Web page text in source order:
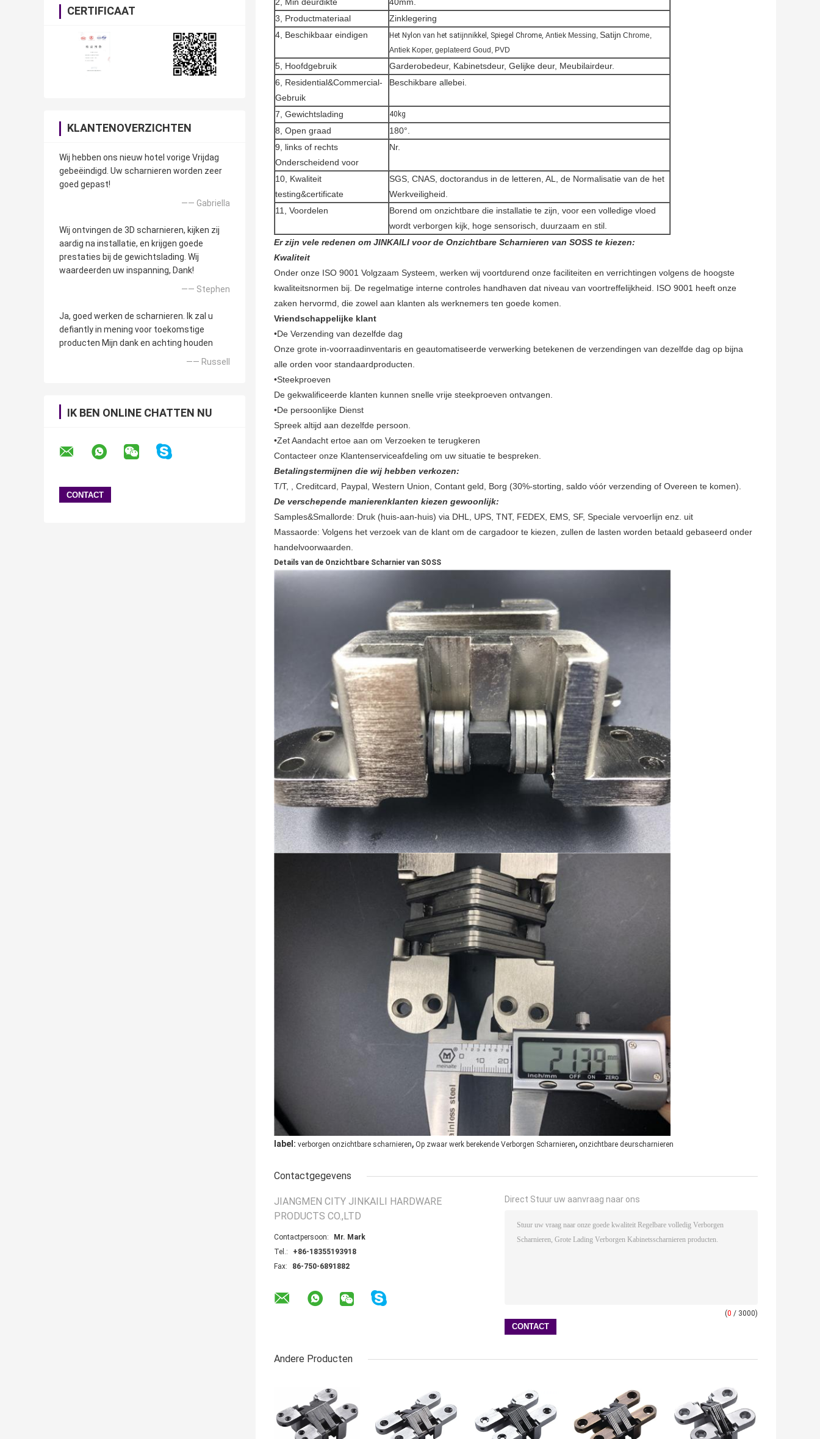
CERTIFICAAT
KLANTENOVERZICHTEN
Wij hebben ons nieuw hotel vorige Vrijdag
gebeëindigd. Uw scharnieren worden zeer
goed gepast!
—— Gabriella
Wij ontvingen de 3D scharnieren, kijken zij
aardig na installatie, en krijgen goede
prestaties bij de gewichtslading. Wij
waardeerden uw inspanning, Dank!
—— Stephen
Ja, goed werken de scharnieren. Ik zal u
defiantly in mening voor toekomstige
producten Mijn dank en achting houden
—— Russell
IK BEN ONLINE CHATTEN NU
2, Min deurdikte
40mm.
3, Productmateriaal
Zinklegering
4, Beschikbaar eindigen
Het Nylon van het satijnnikkel, Spiegel Chrome, Antiek Messing, Satijn Chrome,
Antiek Koper, geplateerd Goud, PVD
5, Hoofdgebruik
Garderobedeur, Kabinetsdeur, Gelijke deur, Meubilairdeur.
6, Residential&Commercial-
Gebruik
Beschikbare allebei.
7, Gewichtslading 40kg
8, Open graad
180°.
9, links of rechts
Onderscheidend voor
Nr.
10, Kwaliteit
testing&certificate
SGS, CNAS, doctorandus in de letteren, AL, de Normalisatie van de het
Werkveiligheid.
11, Voordelen
Borend om onzichtbare die installatie te zijn, voor een volledige vloed
wordt verborgen kijk, hoge sensorisch, duurzaam en stil.
Er zijn vele redenen om JINKAILI voor de Onzichtbare Scharnieren van SOSS te kiezen:
Kwaliteit
Onder onze ISO 9001 Volgzaam Systeem, werken wij voortdurend onze faciliteiten en verrichtingen volgens de hoogste
kwaliteitsnormen bij. De regelmatige interne controles handhaven dat niveau van voortreffelijkheid. ISO 9001 heeft onze
zaken hervormd, die zowel aan klanten als werknemers ten goede komen.
Vriendschappelijke klant
•De Verzending van dezelfde dag
Onze grote in-voorraadinventaris en geautomatiseerde verwerking betekenen de verzendingen van dezelfde dag op bijna
alle orden voor standaardproducten.
•Steekproeven
De gekwalificeerde klanten kunnen snelle vrije steekproeven ontvangen.
•De persoonlijke Dienst
Spreek altijd aan dezelfde persoon.
•Zet Aandacht ertoe aan om Verzoeken te terugkeren
Contacteer onze Klantenserviceafdeling om uw situatie te bespreken.
Betalingstermijnen die wij hebben verkozen:
T/T, , Creditcard, Paypal, Western Union, Contant geld, Borg (30%-storting, saldo vóór verzending of Overeen te komen).
De verschepende manierenklanten kiezen gewoonlijk:
Samples&Smallorde: Druk (huis-aan-huis) via DHL, UPS, TNT, FEDEX, EMS, SF, Speciale vervoerlijn enz. uit
Massaorde: Volgens het verzoek van de klant om de cargadoor te kiezen, zullen de lasten worden betaald gebaseerd onder
handelvoorwaarden.
Details van de Onzichtbare Scharnier van SOSS
label: verborgen onzichtbare scharnieren, Op zwaar werk berekende Verborgen Scharnieren, onzichtbare deurscharnieren
Contactgegevens
JIANGMEN CITY JINKAILI HARDWARE
PRODUCTS CO.,LTD
Contactpersoon:
Mr. Mark
Tel.:
+86-18355193918
Fax:
86-750-6891882
Direct Stuur uw aanvraag naar ons
(0 / 3000)
Andere Producten